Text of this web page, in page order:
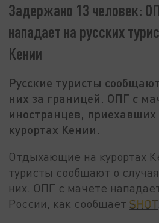
Задержано 13 человек:
нападает на русских
Кении
Русские туристы
них за границей. ОПГ с
иностранцев, приехавших
курортах Кении.
Отдыхающие на курортах
туристы сообщают о
них. ОПГ с мачете
России, как сообщает SHOT.